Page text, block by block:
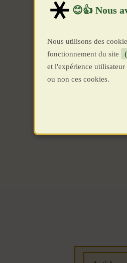
Nous utilisons des
fonctionnement du site
et l'expérience
ou non ces cookies.